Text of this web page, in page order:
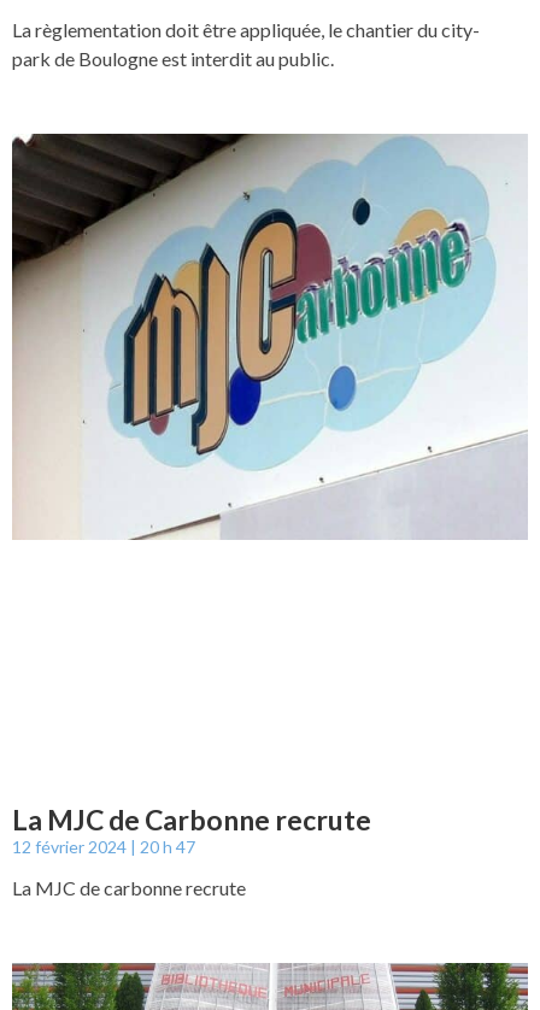
La règlementation doit être appliquée, le chantier du city-
park de Boulogne est interdit au public.
La MJC de Carbonne recrute
12 février 2024 20 h 47
La MJC de carbonne recrute